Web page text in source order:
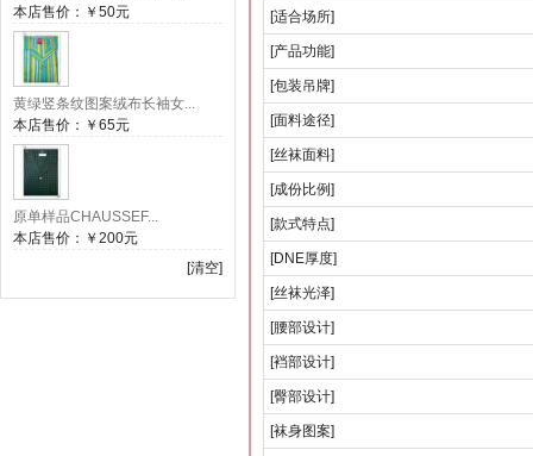
本店售价： ￥50元
黄绿竖条纹图案绒布长袖女...
本店售价： ￥65元
原单样品CHAUSSEF...
本店售价： ￥200元
[清空]
[适合场所]
[产品功能]
[包装吊牌]
[面料途径]
[丝袜面料]
[成份比例]
[款式特点]
[DNE厚度]
[丝袜光泽]
[腰部设计]
[裆部设计]
[臀部设计]
[袜身图案]